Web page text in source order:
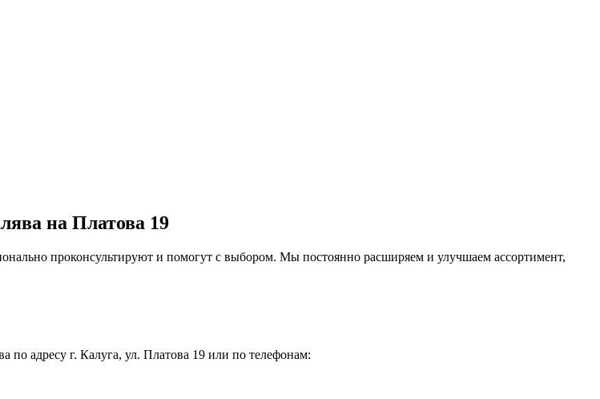
на Платова 19
проконсультируют и помогут с выбором. Мы постоянно расширяем и улучшаем ассортимент,
адресу г. Калуга, ул. Платова 19 или по телефонам: